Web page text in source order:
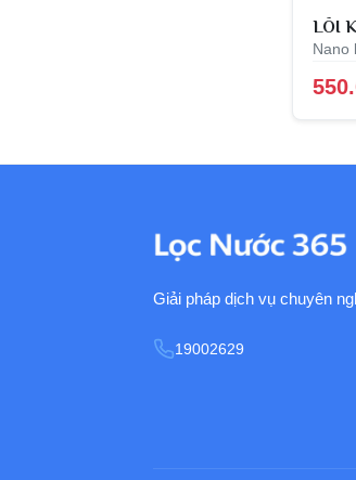
LÕI
Nano
Giải pháp dịch vụ chuyên
19002629